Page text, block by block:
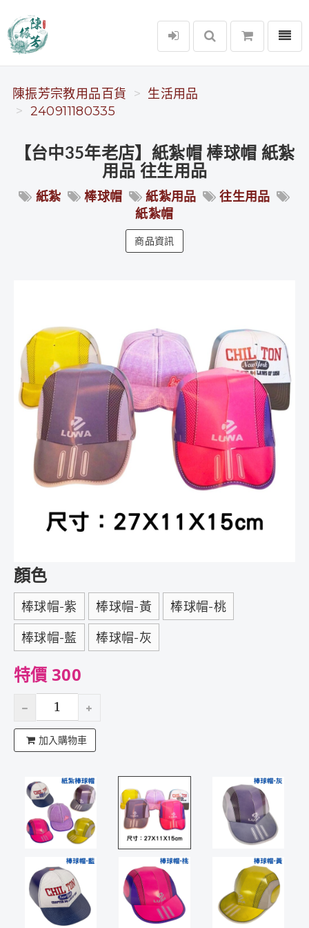
陳振芳宗教用品百貨
選單
陳振芳宗教用品百貨
生活用品
240911180335
【台中35年老店】紙紮帽 棒球帽 紙紮
用品 往生用品
紙紮 棒球帽 紙紮用品
往生用品
紙紮帽
商品資訊
顏色
棒球帽-紫 棒球帽-黃 棒球帽-桃
棒球帽-藍 棒球帽-灰
特價 300
加入購物車